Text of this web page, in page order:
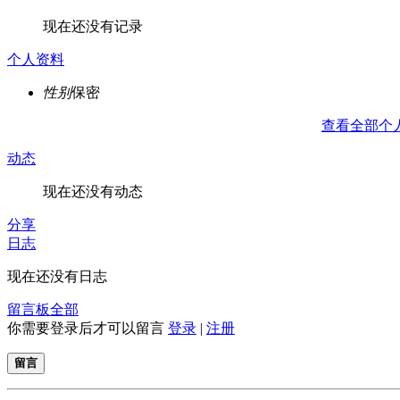
现在还没有记录
个人资料
性别保密
查看全部个
动态
现在还没有动态
分享
日志
现在还没有日志
留言板全部
你需要登录后才可以留言 登录 | 注册
留言